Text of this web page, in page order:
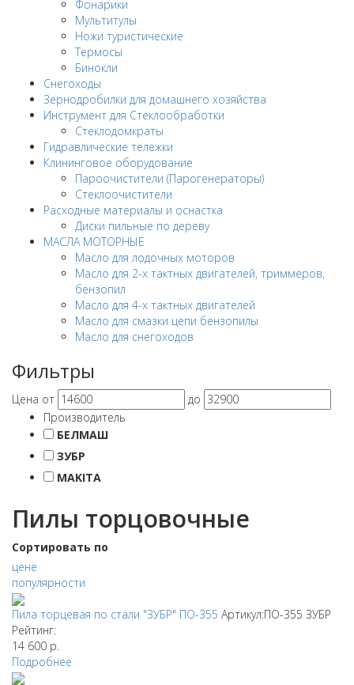
Фонарики
Мультитулы
Ножи туристические
Термосы
Бинокли
Снегоходы
Зернодробилки для домашнего хозяйства
Инструмент для Стеклообработки
Стеклодомкраты
Гидравлические тележки
Клининговое оборудование
Пароочистители (Парогенераторы)
Стеклоочистители
Расходные материалы и оснастка
Диски пильные по дереву
МАСЛА МОТОРНЫЕ
Масло для лодочных моторов
Масло для 2-х тактных двигателей, триммеров,
бензопил
Масло для 4-х тактных двигателей
Масло для смазки цепи бензопилы
Масло для снегоходов
Фильтры
Цена от
до
Производитель
БЕЛМАШ
ЗУБР
MAKITA
Пилы торцовочные
Сортировать по
цене
популярности
Пила торцевая по стали "ЗУБР" ПО-355 Артикул:ПО-355 ЗУБР
Рейтинг:
14 600 р.
Подробнее